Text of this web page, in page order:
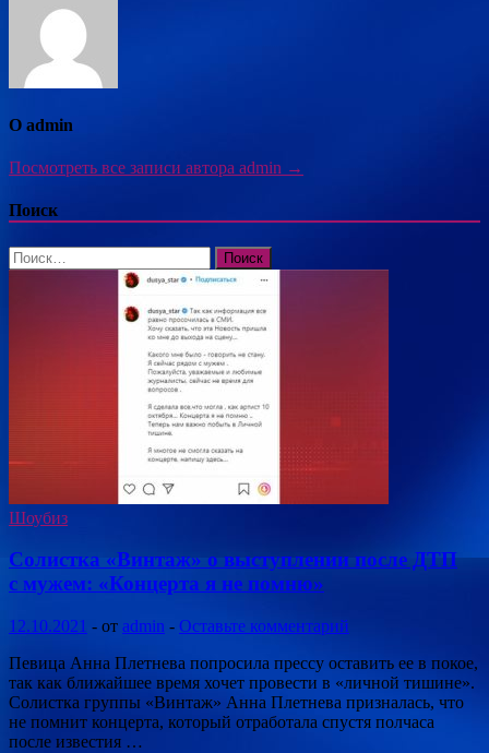
О admin
Посмотреть все записи автора admin →
Поиск
Найти:
Шоубиз
Солистка «Винтаж» о выступлении после ДТП
с мужем: «Концерта я не помню»
12.10.2021 - от admin - Оставьте комментарий
Певица Анна Плетнева попросила прессу оставить ее в покое,
так как ближайшее время хочет провести в «личной тишине».
Солистка группы «Винтаж» Анна Плетнева призналась, что
не помнит концерта, который отработала спустя полчаса
после известия …